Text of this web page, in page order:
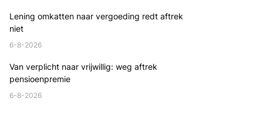
Lening omkatten naar vergoeding redt aftrek
niet
6-8-2026
Van verplicht naar vrijwillig: weg aftrek
pensioenpremie
6-8-2026